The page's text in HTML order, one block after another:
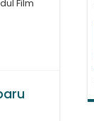
Film